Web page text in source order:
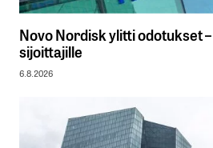
Novo Nordisk ylitti odotukset
sijoittajille
6.8.2026